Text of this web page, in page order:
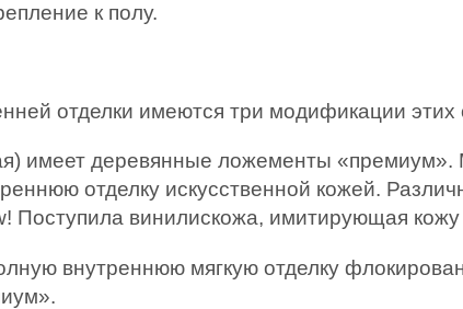
к полу.
отделки имеются три модификации
имеет деревянные ложементы
отделку искусственной кожей.
Поступила винилискожа, имитирующая
внутреннюю мягкую отделку